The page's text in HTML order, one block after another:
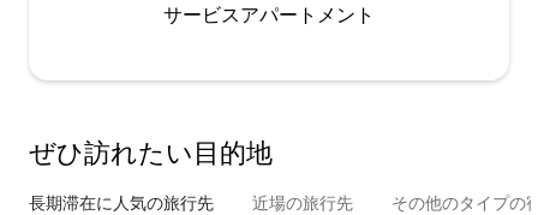
サービスアパートメント
ぜひ訪⁠れ⁠た⁠い目⁠的⁠地
長期滞在に人気の旅行先 近場の旅行先 その他のタ⁠イ⁠プ⁠の